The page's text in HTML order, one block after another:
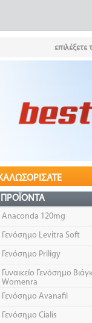
ΠΡΟΪΌΝΤΑ
Anaconda 120mg
Γενόσημο Levitra Soft
Γενόσημο Priligy
Γυναικείο Γενόσημο
Womenra
Γενόσημο Avanafil
Γενόσημο Cialis